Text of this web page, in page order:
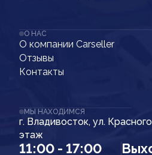
О НАС
О компании Carseller
Отзывы
Контакты
МЫ НАХОДИМСЯ
г. Владивосток, ул.
этаж
11:00 - 17:00